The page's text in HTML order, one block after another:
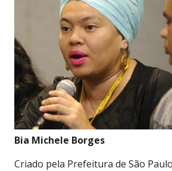
Bia Michele Borges
Criado pela Prefeitura de São